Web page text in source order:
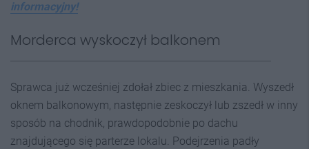
informacyjny!
Morderca wyskoczył balkonem
Sprawca już wcześniej zdołał zbiec z mieszkania. Wyszedł
oknem balkonowym, następnie zeskoczył lub zszedł w inny
sposób na chodnik, prawdopodobnie po dachu
znajdującego się parterze lokalu. Podejrzenia padły